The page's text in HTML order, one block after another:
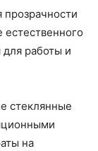
прозрачности
для работы и
стеклянные
на